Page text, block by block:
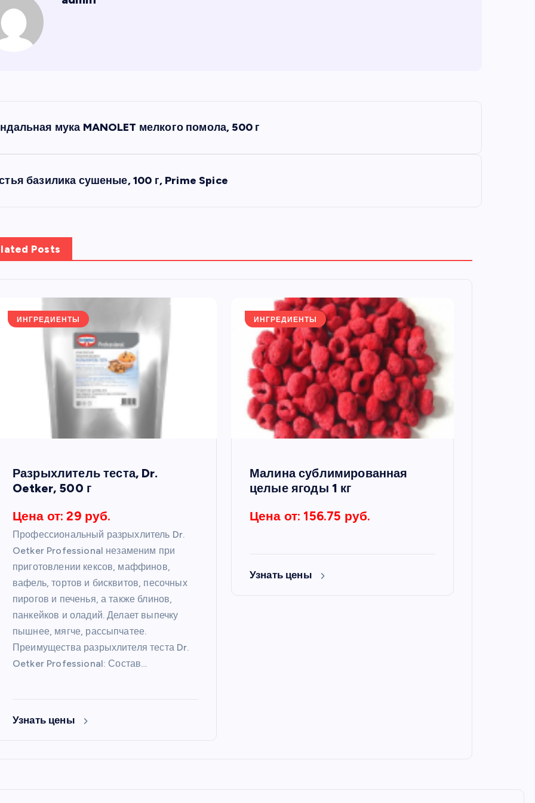
мука MANOLET мелкого помола, 500 г
базилика сушеные, 100 г, Prime Spice
Posts
ИНГРЕДИЕНТЫ
Разрыхлитель теста, Dr.
Oetker, 500 г
Цена от: 29 руб.
Профессиональный разрыхлитель Dr.
Oetker Professional незаменим при
приготовлении кексов, маффинов,
вафель, тортов и бисквитов, песочных
пирогов и печенья, а также блинов,
панкейков и оладий. Делает выпечку
пышнее, мягче, рассыпчатее.
Преимущества разрыхлителя теста Dr.
Oetker Professional: Состав…
Узнать цены
ИНГРЕДИЕНТЫ
Малина сублимированная
целые ягоды 1 кг
Цена от: 156.75 руб.
Узнать цены